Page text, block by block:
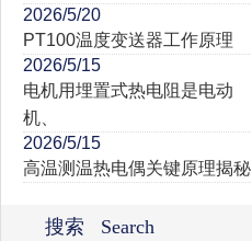
2026/5/20
PT100温度变送器工作原理
2026/5/15
电机用埋置式热电阻是电动
机、
2026/5/15
高温测温热电偶关键原理揭秘
搜索 Search